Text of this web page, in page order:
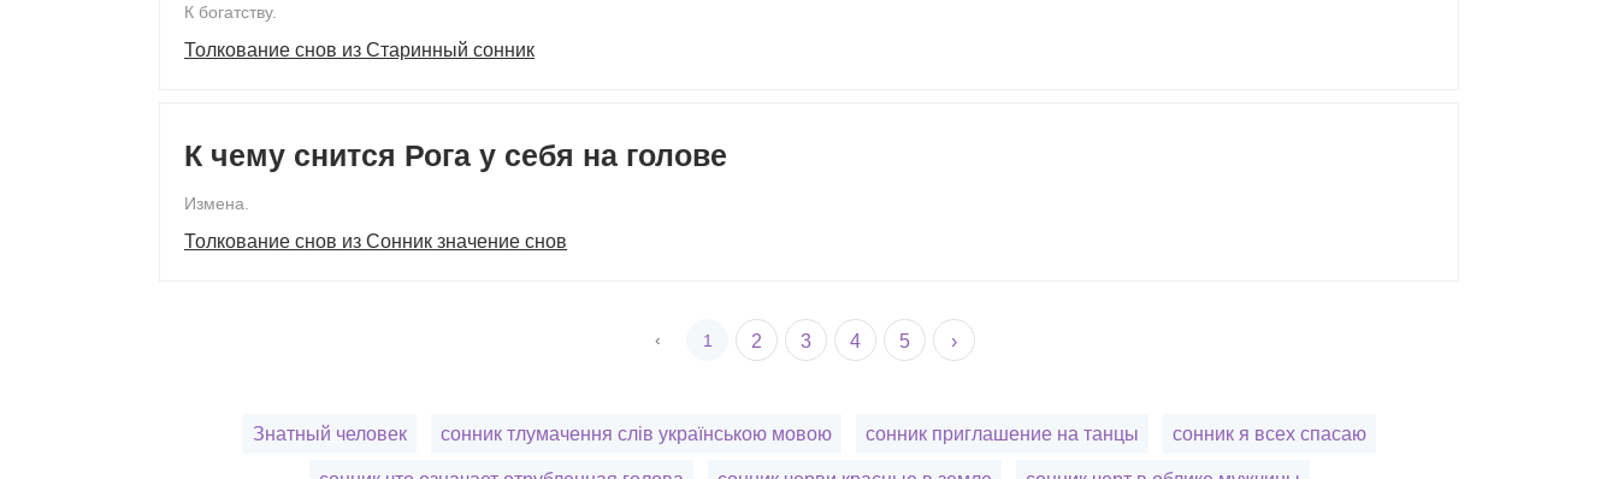
К богатству.
Толкование снов из Старинный сонник
К чему снится Рога у себя на голове
Измена.
Толкование снов из Сонник значение снов
‹ 1 2 3 4 5 ›
Знатный человек сонник тлумачення слів українською мовою сонник приглашение на танцы сонник я всех спасаю